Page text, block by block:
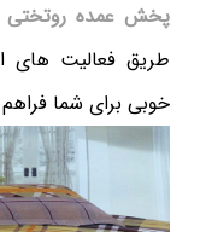
پخش عمده روتختی
طریق فعالیت های
خوبی برای شما